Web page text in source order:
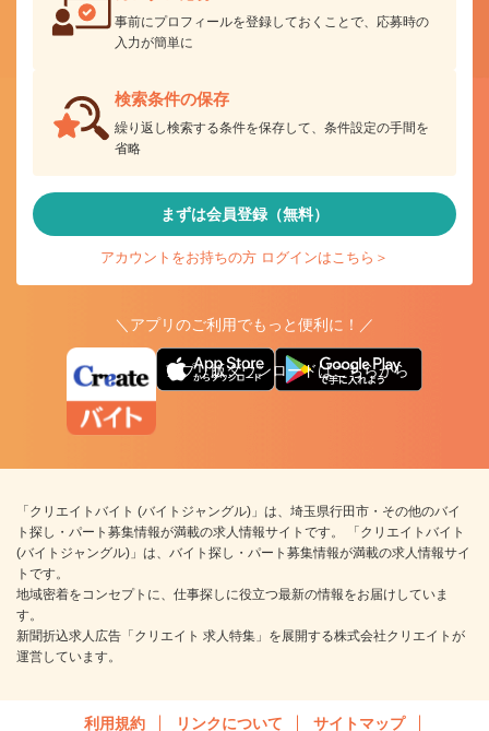
事前にプロフィールを登録しておくことで、応募時の
入力が簡単に
検索条件の保存
繰り返し検索する条件を保存して、条件設定の手間を
省略
まずは会員登録（無料）
アカウントをお持ちの方 ログインはこちら＞
＼アプリのご利用でもっと便利に！／
アプリ版ダウンロードはこちらから
「クリエイトバイト (バイトジャングル)」は、埼玉県行田市・その他のバイ
ト探し・パート募集情報が満載の求人情報サイトです。 「クリエイトバイト
(バイトジャングル)」は、バイト探し・パート募集情報が満載の求人情報サイ
トです。
地域密着をコンセプトに、仕事探しに役立つ最新の情報をお届けしていま
す。
新聞折込求人広告「クリエイト 求人特集」を展開する株式会社クリエイトが
運営しています。
利用規約 リンクについて サイトマップ